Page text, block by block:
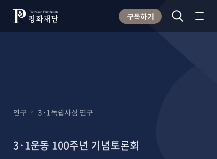
구독하기
연구 3·1독립사상 연구
3·1운동 100주년 기념토론회